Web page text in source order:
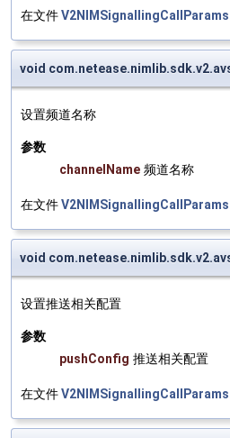
在文件
void
设置频道名称
参数
channelName 频道名称
在文件
void
设置推送相关配置
参数
pushConfig 推送相关配置
在文件